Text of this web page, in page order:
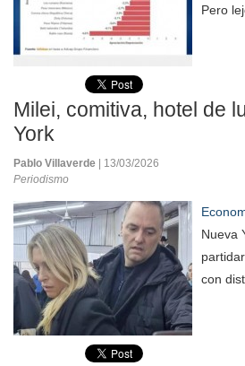
Pero
Milei, comitiva, hotel de
York
Pablo Villaverde
| 13/03/2026
Periodismo
Nueva
con